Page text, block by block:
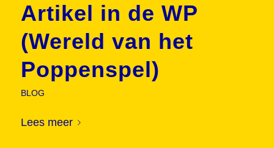
Artikel in de WP
(Wereld van het
Poppenspel)
BLOG
Lees meer